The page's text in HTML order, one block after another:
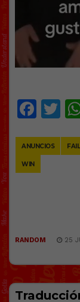
ANUNCIOS FAIL
WIN
RANDOM 25